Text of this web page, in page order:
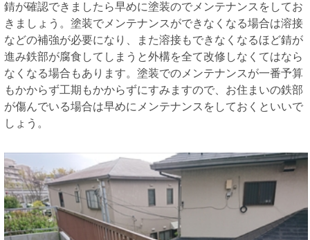
錆が確認できましたら早めに塗装のでメンテナンスをしてお
きましょう。塗装でメンテナンスができなくなる場合は溶接
などの補強が必要になり、また溶接もできなくなるほど錆が
進み鉄部が腐食してしまうと外構を全て改修しなくてはなら
なくなる場合もあります。塗装でのメンテナンスが一番予算
もかからず工期もかからずにすみますので、お住まいの鉄部
が傷んでいる場合は早めにメンテナンスをしておくといいで
しょう。